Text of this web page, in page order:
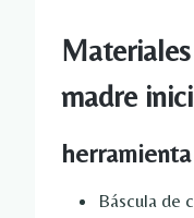
madre
herramienta
Báscula de